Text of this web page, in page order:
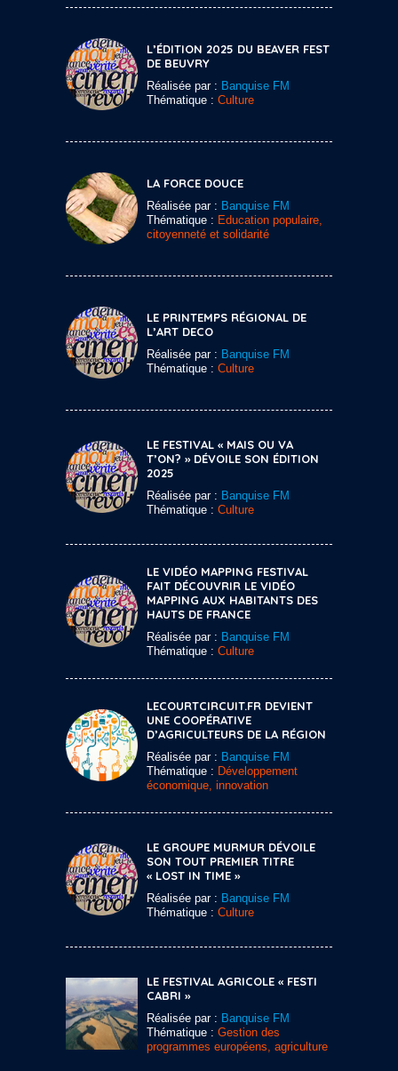
L’ÉDITION 2025 DU BEAVER FEST
DE BEUVRY
Réalisée par : Banquise FM
Thématique : Culture
LA FORCE DOUCE
Réalisée par : Banquise FM
Thématique : Education populaire,
citoyenneté et solidarité
LE PRINTEMPS RÉGIONAL DE
L’ART DECO
Réalisée par : Banquise FM
Thématique : Culture
LE FESTIVAL « MAIS OU VA
T’ON? » DÉVOILE SON ÉDITION
2025
Réalisée par : Banquise FM
Thématique : Culture
LE VIDÉO MAPPING FESTIVAL
FAIT DÉCOUVRIR LE VIDÉO
MAPPING AUX HABITANTS DES
HAUTS DE FRANCE
Réalisée par : Banquise FM
Thématique : Culture
LECOURTCIRCUIT.FR DEVIENT
UNE COOPÉRATIVE
D’AGRICULTEURS DE LA RÉGION
Réalisée par : Banquise FM
Thématique : Développement
économique, innovation
LE GROUPE MURMUR DÉVOILE
SON TOUT PREMIER TITRE
« LOST IN TIME »
Réalisée par : Banquise FM
Thématique : Culture
LE FESTIVAL AGRICOLE « FESTI
CABRI »
Réalisée par : Banquise FM
Thématique : Gestion des
programmes européens, agriculture